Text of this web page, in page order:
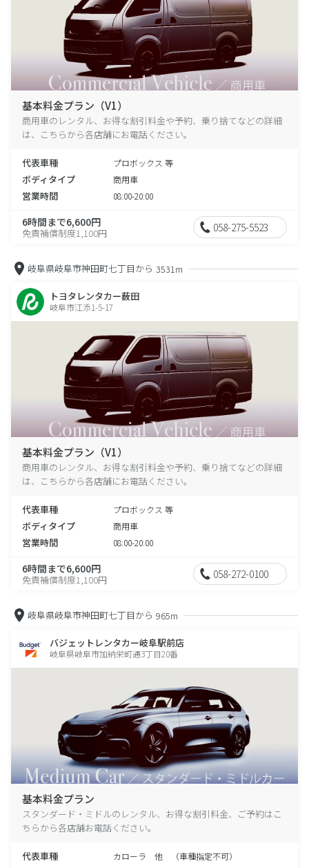
基本料金プラン（V1）
商用車のレンタル、お得な割引料金や予約、乗り捨てなどの詳細
は、こちらから各店舗にお電話ください。
代表車種 プロボックス 等
ボディタイプ 商用車
営業時間 08:00-20:00
6時間まで6,600円
免責補償制度1,100円 058-275-5523
岐阜県岐阜市神田町七丁目から 3531m
トヨタレンタカー薮田
岐阜市江添1-5-17
基本料金プラン（V1）
商用車のレンタル、お得な割引料金や予約、乗り捨てなどの詳細
は、こちらから各店舗にお電話ください。
代表車種 プロボックス 等
ボディタイプ 商用車
営業時間 08:00-20:00
6時間まで6,600円
免責補償制度1,100円 058-272-0100
岐阜県岐阜市神田町七丁目から 965m
バジェットレンタカー岐阜駅前店
岐阜県岐阜市加納栄町通3丁目20番
基本料金プラン
スタンダード・ミドルのレンタル、お得な割引料金、ご予約はこ
ちらから各店舗お電話ください。
代表車種 カローラ 他 （車種指定不可）